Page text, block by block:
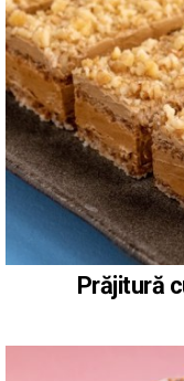
Prăjitură